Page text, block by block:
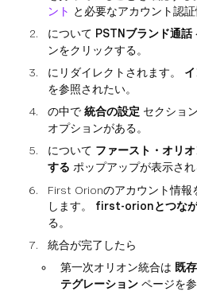
ント と必要なアカウント認証
について PSTNブランド通話
ンをクリックする。
にリダイレクトされます。
を参照されたい。
の中で 統合の設定 セクショ
オプションがある。
について ファースト・オリ
する ポップアップが表示され
First Orionのアカウント情報
します。 first-orionとつな
る。
統合が完了したら
第一次オリオン統合は 既
テグレーション ページを